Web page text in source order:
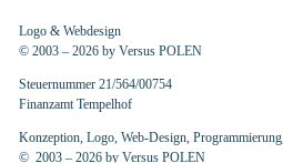
Logo & Webdesign
© 2003 – 2026 by Versus POLEN
Steuernummer 21/564/00754
Finanzamt Tempelhof
Konzeption, Logo, Web-Design,
© 2003 – 2026 by Versus POLEN